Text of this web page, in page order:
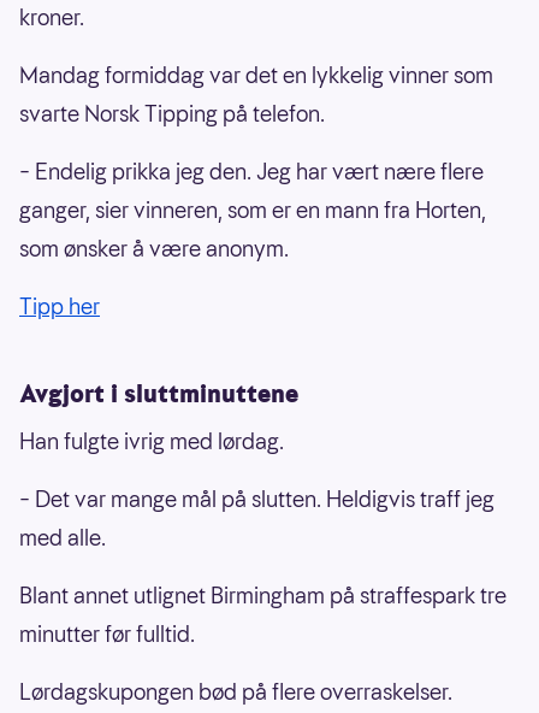
kroner.
Mandag formiddag var det en lykkelig vinner som
svarte Norsk Tipping på telefon.
– Endelig prikka jeg den. Jeg har vært nære flere
ganger, sier vinneren, som er en mann fra Horten,
som ønsker å være anonym.
Tipp her
Avgjort i sluttminuttene
Han fulgte ivrig med lørdag.
– Det var mange mål på slutten. Heldigvis traff jeg
med alle.
Blant annet utlignet Birmingham på straffespark tre
minutter før fulltid.
Lørdagskupongen bød på flere overraskelser.